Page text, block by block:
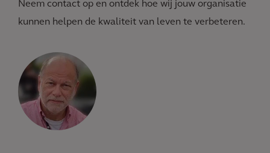
Neem contact op en ontdek hoe wij jouw organisatie
kunnen helpen de kwaliteit van leven te verbeteren.